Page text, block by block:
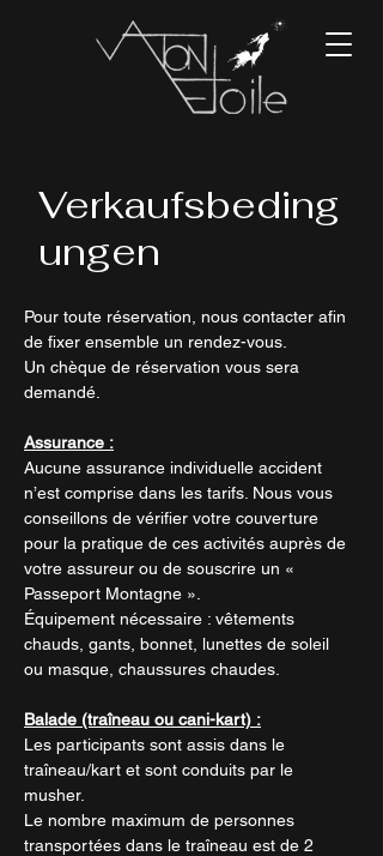
Verkaufsbeding
ungen
Pour toute réservation, nous contacter afin
de fixer ensemble un rendez-vous.
Un chèque de réservation vous sera
demandé.
Assurance :
Aucune assurance individuelle accident
n’est comprise dans les tarifs. Nous vous
conseillons de vérifier votre couverture
pour la pratique de ces activités auprès de
votre assureur ou de souscrire un «
Passeport Montagne ».
Équipement nécessaire : vêtements
chauds, gants, bonnet, lunettes de soleil
ou masque, chaussures chaudes.
Balade (traîneau ou cani-kart) :
Les participants sont assis dans le
traîneau/kart et sont conduits par le
musher.
Le nombre maximum de personnes
transportées dans le traîneau est de 2